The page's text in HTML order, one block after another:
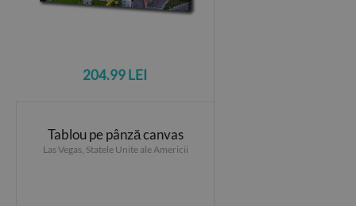
204.99 LEI
Tablou pe pânză canvas
Las Vegas, Statele Unite ale Americii